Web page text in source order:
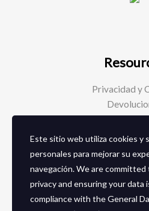
Privacidad y
Social
Este sitio web utiliza cookies y
personales para mejorar su
navegación. We are
privacy and ensuring your data
compliance with theGeneral